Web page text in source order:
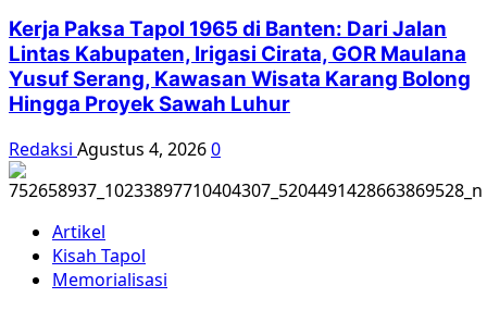
1965-
1966
bersama
Bedjo
(YPKP
1965)
dan
Aldo
W.
Foe
Kerja Paksa Tapol 1965 di Banten: Dari Jalan
Lintas Kabupaten, Irigasi Cirata, GOR Maulana
Yusuf Serang, Kawasan Wisata Karang Bolong
Hingga Proyek Sawah Luhur
Redaksi Agustus 4, 20260
Artikel
Kisah Tapol
Memorialisasi